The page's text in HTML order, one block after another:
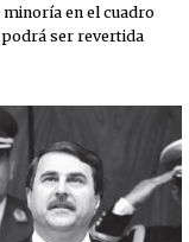
en el cuadro
podrá ser revertida